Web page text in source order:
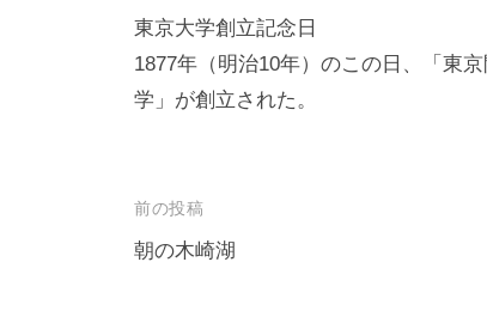
東京大学創立記念日
1877年（明治10年）のこの日、「東
学」が創立された。
投
稿
前の投稿
朝の木崎湖